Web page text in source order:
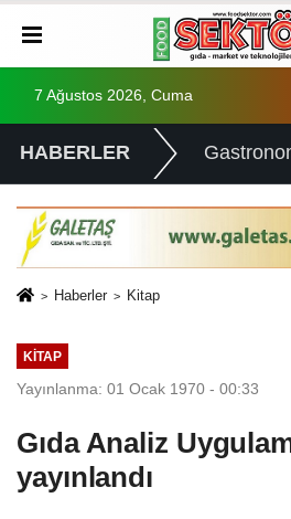
7 Ağustos 2026, Cuma
HABERLER
Haberler Kitap
KITAP
Yayınlanma: 01 Ocak 1970 - 00:33
Gıda Analiz
yayınlandı